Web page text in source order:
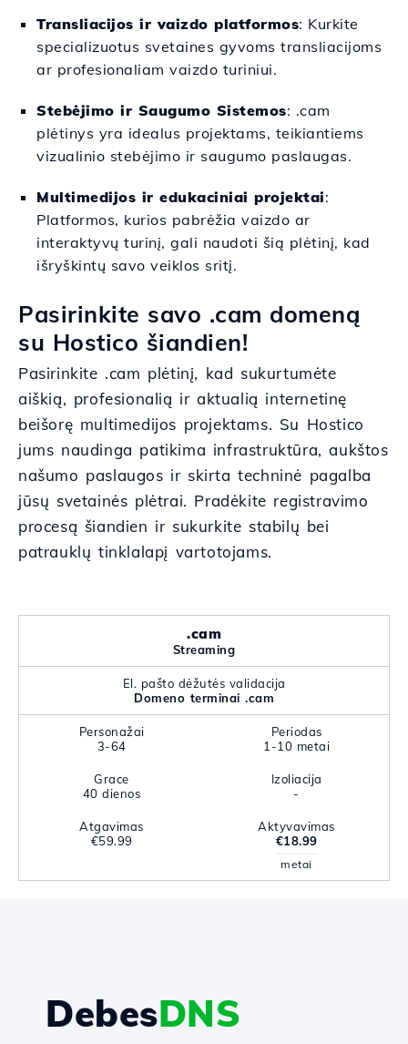
Transliacijos ir vaizdo platformos: Kurkite
specializuotus svetaines gyvoms transliacijoms
ar profesionaliam vaizdo turiniui.
Stebėjimo ir Saugumo Sistemos: .cam
plėtinys yra idealus projektams, teikiantiems
vizualinio stebėjimo ir saugumo paslaugas.
Multimedijos ir edukaciniai projektai:
Platformos, kurios pabrėžia vaizdo ar
interaktyvų turinį, gali naudoti šią plėtinį, kad
išryškintų savo veiklos sritį.
Pasirinkite savo .cam domeną
su Hostico šiandien!
Pasirinkite .cam plėtinį, kad sukurtumėte
aiškią, profesionalią ir aktualią internetinę
beišorę multimedijos projektams. Su Hostico
jums naudinga patikima infrastruktūra, aukštos
našumo paslaugos ir skirta techninė pagalba
jūsų svetainės plėtrai. Pradėkite registravimo
procesą šiandien ir sukurkite stabilų bei
patrauklų tinklalapį vartotojams.
.cam
Streaming
El. pašto dėžutės validacija
Domeno terminai .cam
Personažai
3-64
Periodas
1-10 metai
Grace
40 dienos
Izoliacija
-
Atgavimas
€59.99
Aktyvavimas
€18.99
metai
DebesDNS